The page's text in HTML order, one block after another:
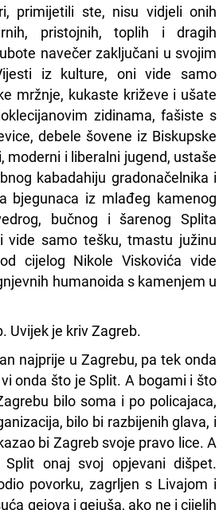
primijetili ste, nisu vidjeli onih
pristojnih, toplih i dragih
navečer zaključani u svojim
iz kulture, oni vide samo
mržnje, kukaste križeve i ušate
zidinama, fašiste s
debele šovene iz Biskupske
moderni i liberalni jugend, ustaše
kabadahiju gradonačelnika i
bjegunaca iz mlađeg kamenog
bučnog i šarenog Splita
vide samo tešku, tmastu južinu
cijelog Nikole Viskovića vide
humanoida s kamenjem u
Uvijek je kriv Zagreb.
najprije u Zagrebu, pa tek onda
onda što je Split. A bogami i što
bilo soma i po policajaca,
bilo bi razbijenih glava, i
bi Zagreb svoje pravo lice. A
onaj svoj opjevani dišpet.
povorku, zagrljen s Livajom i
gejova i gejuša, ako ne i cijelih